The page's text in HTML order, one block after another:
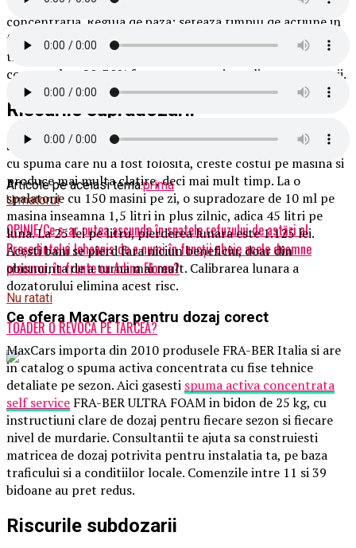
Articole pe aceiasi tema:prima
Urmatorul
OPINIE/Ce s-ar putea ascunde în spatele refuzului de astăzi al
Președintelui Iohannis de a numi în funcții cheie acele doamne
procuror, în frunte cu Adina Florea?
Nu ratati
TOADER O REVOCA PE TARCEA?
Timpul permite chimiei sa actioneze, doza creste doar
concentratia. Regula de baza: seteaza timpul de actiune in
functie de sezon si murdarie, iar doza doar atunci cand
timpul nu poate fi prelungit. Aceasta abordare reduce
consumul cu 20-30% fara a compromite calitatea curatarii.
Riscurile supradozarii
Supradozarea lasa reziduuri pe caroserie, incarca instalatia
cu spuma care nu a fost folosita, creste costul pe masina si
produce mai multa clatire, deci mai mult timp. La o
spalatorie cu 150 masini pe zi, o supradozare de 10 ml pe
masina inseamna 1,5 litri in plus zilnic, adica 45 litri pe
luna. La 25 lei pe litru, pierderea lunara este 1.125 lei.
Acesti bani se pierd fara niciun beneficiu, doar din
obisnuinta de a turna mai mult. Calibrarea lunara a
dozatorului elimina acest risc.
Ce ofera MaxCars pentru dozaj corect
MaxCars importa din 2010 produsele FRA-BER Italia si are
in catalog o spuma activa concentrata cu fise tehnice
detaliate pe sezon. Aici gasesti spuma activa concentrata
self service FRA-BER ULTRA FOAM in bidon de 25 kg, cu
instructiuni clare de dozaj pentru fiecare sezon si fiecare
nivel de murdarie. Consultantii te ajuta sa construiesti
matricea de dozaj potrivita pentru instalatia ta, pe baza
traficului si a conditiilor locale. Comenzile intre 11 si 39
bidoane au pret redus.
Riscurile subdozarii